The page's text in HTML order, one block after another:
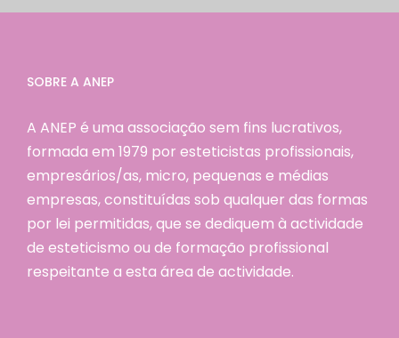
SOBRE A ANEP
A ANEP é uma associação sem fins lucrativos,
formada em 1979 por esteticistas profissionais,
empresários/as, micro, pequenas e médias
empresas, constituídas sob qualquer das formas
por lei permitidas, que se dediquem à actividade
de esteticismo ou de formação profissional
respeitante a esta área de actividade.